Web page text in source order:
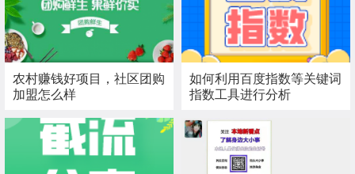
农村赚钱好项目，社区团购
加盟怎么样
如何利用百度指数等关键词
指数工具进行分析